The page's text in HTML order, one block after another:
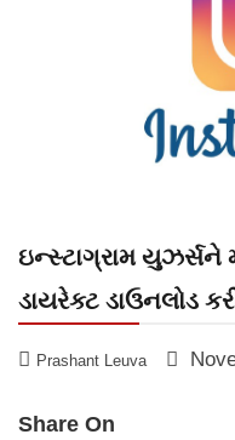
ઇન્સ્ટાગ્રામ યુઝર્સને
ડાયરેક્ટ ડાઉનલોડ
Prashant Leuva
Share On